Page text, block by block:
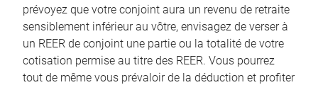
prévoyez que votre conjoint aura un revenu de retraite
sensiblement inférieur au vôtre, envisagez de verser à
un REER de conjoint une partie ou la totalité de votre
cotisation permise au titre des REER. Vous pourrez
tout de même vous prévaloir de la déduction et profiter